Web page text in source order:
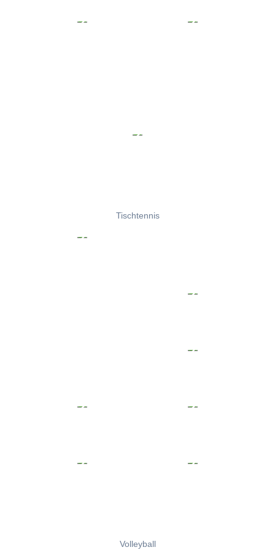
Tischtennis
Volleyball